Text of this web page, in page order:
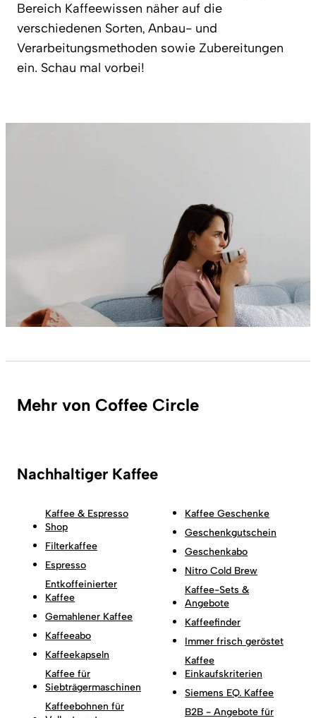
Bereich Kaffeewissen näher auf die
verschiedenen Sorten, Anbau- und
Verarbeitungsmethoden sowie Zubereitungen
ein. Schau mal vorbei!
Mehr von Coffee Circle
Nachhaltiger Kaffee
Kaffee & Espresso
Shop
Filterkaffee
Espresso
Entkoffeinierter
Kaffee
Gemahlener Kaffee
Kaffeeabo
Kaffeekapseln
Kaffee für
Siebträgermaschinen
Kaffeebohnen für
Kaffee Geschenke
Geschenkgutschein
Geschenkabo
Nitro Cold Brew
Kaffee-Sets &
Angebote
Kaffeefinder
Immer frisch geröstet
Kaffee
Einkaufskriterien
Siemens EQ. Kaffee
B2B - Angebote für